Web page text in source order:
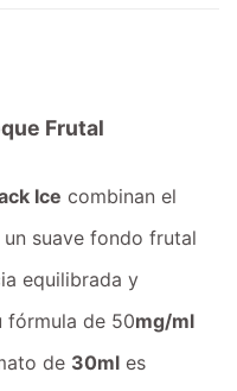
Frutal
Ice combinan el
suave fondo frutal
equilibrada y
fórmula de 50mg/ml
de 30ml es